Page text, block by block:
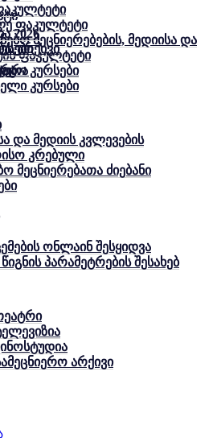
ფაკულტეტი
მეცნიერებების, მედიისა და
ფაკულტეტი
2026
არქივი
კურსები
კურსები
და მედიის კვლევების
კრებული
მეცნიერებათა ძიებანი
ონლაინ შესყიდვა
პარამეტრების შესახებ
არქივი